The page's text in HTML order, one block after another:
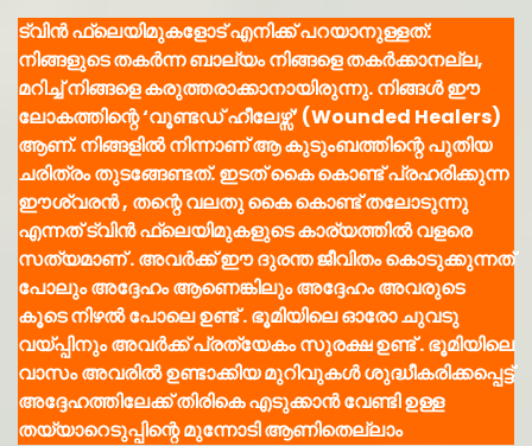
ട്വിൻ ഫ്ലെയിമുകളോട് എനിക്ക് പറയാനുള്ളത്:
നിങ്ങളുടെ തകർന്ന ബാല്യം നിങ്ങളെ തകർക്കാനല്ല,
മറിച്ച് നിങ്ങളെ കരുത്തരാക്കാനായിരുന്നു. നിങ്ങൾ ഈ
ലോകത്തിന്റെ ‘വൂണ്ടഡ് ഹീലേഴ്സ്’ (Wounded Healers)
ആണ്. നിങ്ങളിൽ നിന്നാണ് ആ കുടുംബത്തിന്റെ പുതിയ
ചരിത്രം തുടങ്ങേണ്ടത്. ഇടത് കൈ കൊണ്ട് പ്രഹരിക്കുന്ന
ഈശ്വരൻ , തന്റെ വലതു കൈ കൊണ്ട് തലോടുന്നു
എന്നത് ട്വിൻ ഫ്ലെയിമുകളുടെ കാര്യത്തിൽ വളരെ
സത്യമാണ് . അവർക്ക് ഈ ദുരന്ത ജീവിതം കൊടുക്കുന്നത്
പോലും അദ്ദേഹം ആണെങ്കിലും അദ്ദേഹം അവരുടെ
കൂടെ നിഴൽ പോലെ ഉണ്ട് . ഭൂമിയിലെ ഓരോ ചുവടു
വയ്പ്പിനും അവർക്ക് പ്രത്യേകം സുരക്ഷ ഉണ്ട് . ഭൂമിയിലെ
വാസം അവരിൽ ഉണ്ടാക്കിയ മുറിവുകൾ ശുദ്ധീകരിക്കപ്പെട്ട്
അദ്ദേഹത്തിലേക്ക് തിരികെ എടുക്കാൻ വേണ്ടി ഉള്ള
തയ്യാറെടുപ്പിന്റെ മുന്നോടി ആണിതെല്ലാം